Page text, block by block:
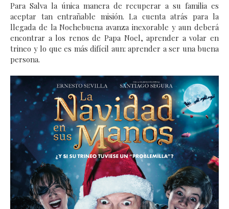
Para Salva la única manera de recuperar a su familia es
aceptar tan entrañable misión. La cuenta atrás para la
llegada de la Nochebuena avanza inexorable y aun deberá
encontrar a los renos de Papa Noel, aprender a volar en
trineo y lo que es más difícil aun: aprender a ser una buena
persona.